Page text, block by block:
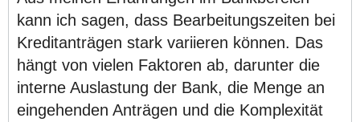
kann ich sagen, dass Bearbeitungszeiten bei
Kreditanträgen stark variieren können. Das
hängt von vielen Faktoren ab, darunter die
interne Auslastung der Bank, die Menge an
eingehenden Anträgen und die Komplexität